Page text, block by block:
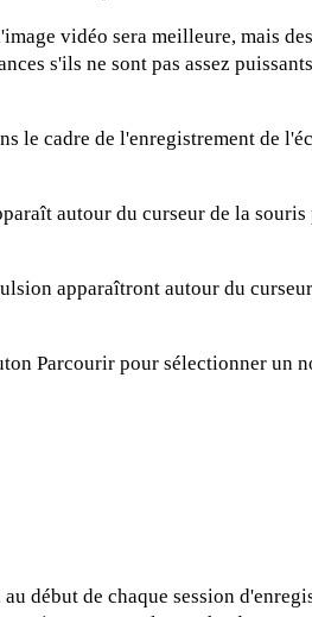
vidéo sera meilleure, mais
s'ils ne sont pas assez
le cadre de l'enregistrement de
autour du curseur de la
apparaîtront autour du
Parcourir pour sélectionner un
début de chaque session